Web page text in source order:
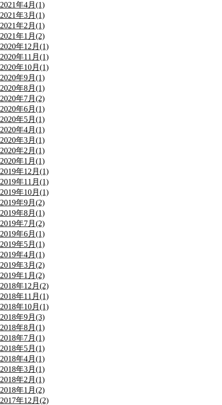
2021年4月(1)
2021年3月(1)
2021年2月(1)
2021年1月(2)
2020年12月(1)
2020年11月(1)
2020年10月(1)
2020年9月(1)
2020年8月(1)
2020年7月(2)
2020年6月(1)
2020年5月(1)
2020年4月(1)
2020年3月(1)
2020年2月(1)
2020年1月(1)
2019年12月(1)
2019年11月(1)
2019年10月(1)
2019年9月(2)
2019年8月(1)
2019年7月(2)
2019年6月(1)
2019年5月(1)
2019年4月(1)
2019年3月(2)
2019年1月(2)
2018年12月(2)
2018年11月(1)
2018年10月(1)
2018年9月(3)
2018年8月(1)
2018年7月(1)
2018年5月(1)
2018年4月(1)
2018年3月(1)
2018年2月(1)
2018年1月(2)
2017年12月(2)